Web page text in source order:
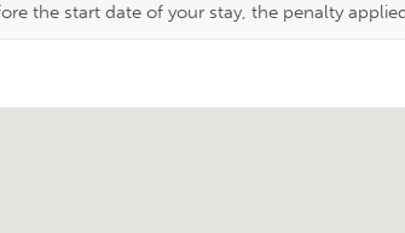
the start date of your stay, the penalty